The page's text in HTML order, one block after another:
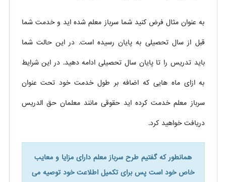
به عنوان مثال فرض کنید شما سرباز معلم شده اید و خدمت شما
قبل از سال تحصیلی به پایان رسیده است. در این حالت شما
باید تدریس را تا پایان سال تحصیلی ادامه دهید. در این شرایط
به ازای ماه هایی که اضافه بر طول خدمت خود تحت عنوان
سرباز معلم خدمت کرده اید حقوقی مانند معلمان حق الدریس
دریافت خواهید کرد.
همانطور که گفتیم طرح سرباز معلم دارای مزایا و معایب
خاص خود است پس برای تکمیل اطلاعت خود توصیه می